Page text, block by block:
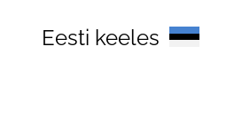
Eesti keeles